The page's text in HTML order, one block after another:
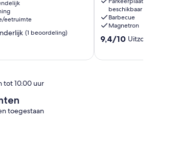
eetruimte
(1 beoordeling)
van
zee
Saint-
Étienne-
Mont
beschikbaar
Barbecue
Magnetron
9.4
9,4/10 Uitzonderlijk
tot 10.00 uur
toegestaan